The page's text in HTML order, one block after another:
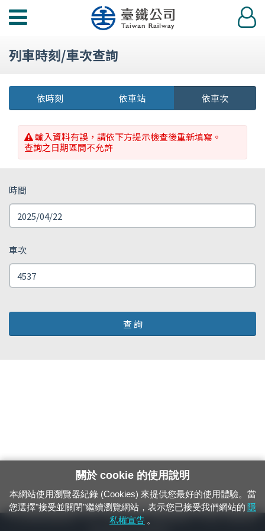
功
選
登
入
列車時刻/車次查詢
依時刻 依車站 依車次
輸入資料有誤，請依下方提示檢查後重新填寫。
查詢之日期區間不允許
時間
車次
查 詢
24小時緊急通報電話：1933（市話、手機，僅限發現軌道、平交道、橋樑及隧
關於 cookie 的使用說明
本網站使用瀏覽器紀錄 (Cookies) 來提供您最好的使用體驗。當
您選擇"接受並關閉"繼續瀏覽網站，表示您已接受我們網站的 隱
私權宣告 。